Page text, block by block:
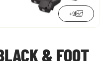
+9
& FOOT